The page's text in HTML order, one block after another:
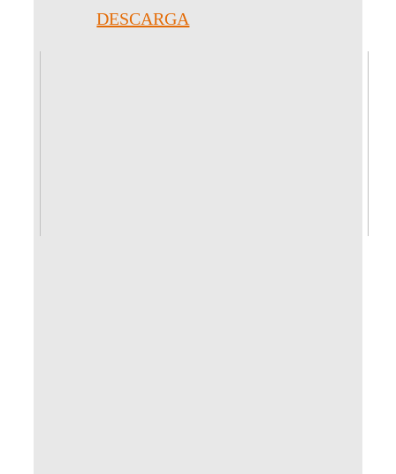
DESCARGA